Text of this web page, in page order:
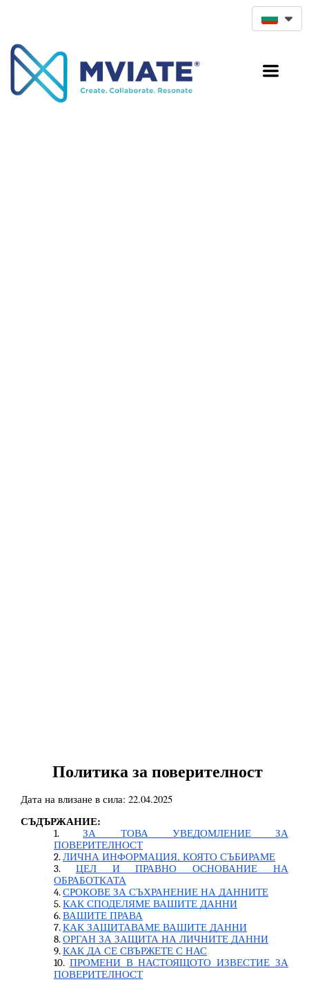
Политика за поверителност
Дата на влизане в сила: 22.04.2025
СЪДЪРЖАНИЕ:
ЗА ТОВА УВЕДОМЛЕНИЕ ЗА
ПОВЕРИТЕЛНОСТ
ЛИЧНА ИНФОРМАЦИЯ, КОЯТО СЪБИРАМЕ
ЦЕЛ И ПРАВНО ОСНОВАНИЕ НА
ОБРАБОТКАТА
СРОКОВЕ ЗА СЪХРАНЕНИЕ НА ДАННИТЕ
КАК СПОДЕЛЯМЕ ВАШИТЕ ДАННИ
ВАШИТЕ ПРАВА
КАК ЗАЩИТАВАМЕ ВАШИТЕ ДАННИ
ОРГАН ЗА ЗАЩИТА НА ЛИЧНИТЕ ДАННИ
КАК ДА СЕ СВЪРЖЕТЕ С НАС
ПРОМЕНИ В НАСТОЯЩОТО ИЗВЕСТИЕ ЗА
ПОВЕРИТЕЛНОСТ